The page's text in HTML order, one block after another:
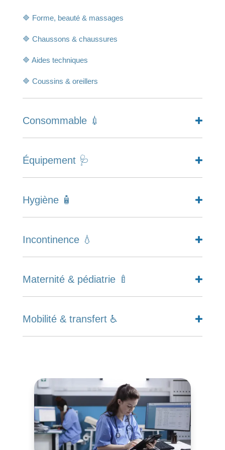
🔷 Forme, beauté & massages
🔷 Chaussons & chaussures
🔷 Aides techniques
🔷 Coussins & oreillers
Consommable 💉
Équipement 🩺
Hygiène 🧴
Incontinence 💧
Maternité & pédiatrie 🍼
Mobilité & transfert ♿